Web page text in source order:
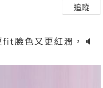
追蹤
臉色又更紅潤，🔈